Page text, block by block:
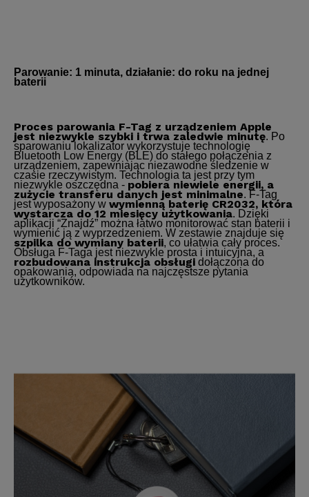
Parowanie: 1 minuta, działanie: do roku na jednej
baterii
Proces parowania F-Tag z urządzeniem Apple
jest niezwykle szybki i trwa zaledwie minutę. Po
sparowaniu lokalizator wykorzystuje technologię
Bluetooth Low Energy (BLE) do stałego połączenia z
urządzeniem, zapewniając niezawodne śledzenie w
czasie rzeczywistym. Technologia ta jest przy tym
niezwykle oszczędna - pobiera niewiele energii, a
zużycie transferu danych jest minimalne. F-Tag
jest wyposażony w wymienną baterię CR2032, która
wystarcza do 12 miesięcy użytkowania. Dzięki
aplikacji “Znajdź” można łatwo monitorować stan baterii i
wymienić ją z wyprzedzeniem. W zestawie znajduje się
szpilka do wymiany baterii, co ułatwia cały proces.
Obsługa F-Taga jest niezwykle prosta i intuicyjna, a
rozbudowana instrukcja obsługi dołączona do
opakowania, odpowiada na najczęstsze pytania
użytkowników.